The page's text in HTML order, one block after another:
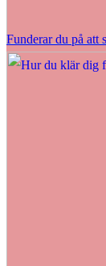
Funderar du på att